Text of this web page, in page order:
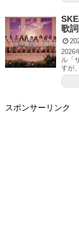
歌
2026
ル「
すが
スポンサーリンク